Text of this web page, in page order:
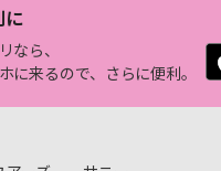
に
なら、
に来るので、さらに便利。